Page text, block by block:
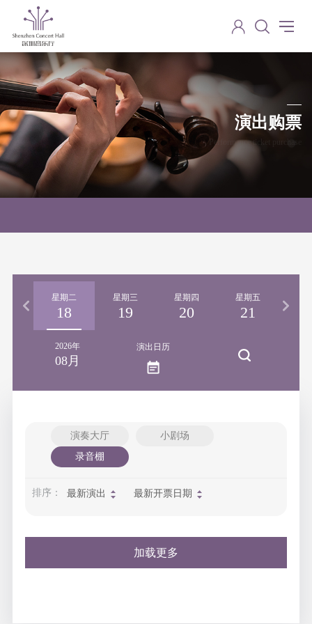
演出购票
Performance ticket purchase
星期二
18
星期三
19
星期四
20
星期五
21
2026年
08月
演出日历
演奏大厅
小剧场
录音棚
排序： 最新演出 最新开票日期
加载更多